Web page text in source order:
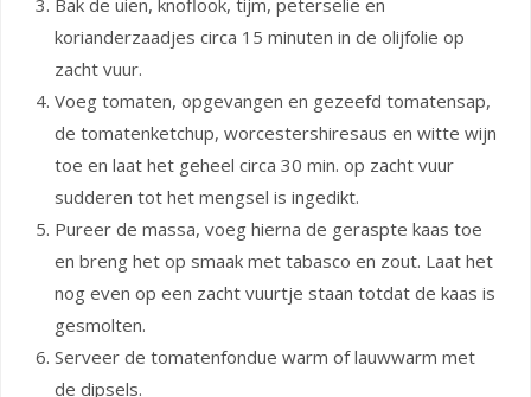
Bak de uien, knoflook, tijm, peterselie en
korianderzaadjes circa 15 minuten in de olijfolie op
zacht vuur.
Voeg tomaten, opgevangen en gezeefd tomatensap,
de tomatenketchup, worcestershiresaus en witte wijn
toe en laat het geheel circa 30 min. op zacht vuur
sudderen tot het mengsel is ingedikt.
Pureer de massa, voeg hierna de geraspte kaas toe
en breng het op smaak met tabasco en zout. Laat het
nog even op een zacht vuurtje staan totdat de kaas is
gesmolten.
Serveer de tomatenfondue warm of lauwwarm met
de dipsels.